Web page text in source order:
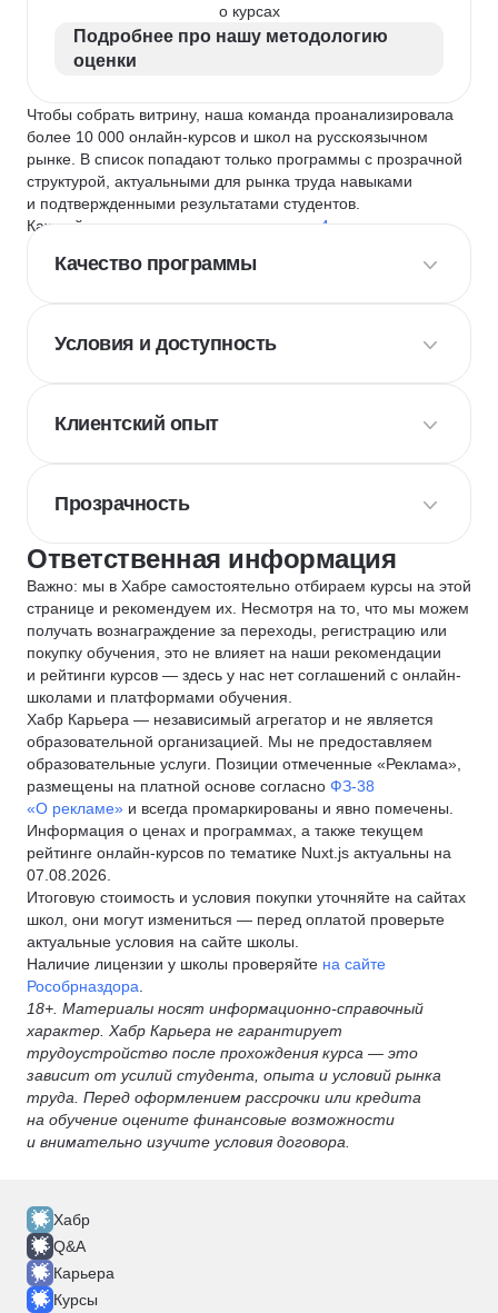
о курсах
Подробнее про нашу методологию
оценки
Чтобы собрать витрину, наша команда проанализировала
более 10 000 онлайн-курсов и школ на русскоязычном
рынке. В список попадают только программы с прозрачной
структурой, актуальными для рынка труда навыками
и подтвержденными результатами студентов.
Каждый курс и школу мы оцениваем по
4 критериям
Качество программы
Условия и доступность
Клиентский опыт
Прозрачность
Ответственная информация
Важно: мы в Хабре самостоятельно отбираем курсы на этой
странице и рекомендуем их. Несмотря на то, что мы можем
получать вознаграждение за переходы, регистрацию или
покупку обучения, это не влияет на наши рекомендации
и рейтинги курсов — здесь у нас нет соглашений с онлайн-
школами и платформами обучения.
Хабр Карьера — независимый агрегатор и не является
образовательной организацией. Мы не предоставляем
образовательные услуги. Позиции отмеченные «Реклама»,
размещены на платной основе согласно ФЗ-38
«О рекламе» и всегда промаркированы и явно помечены.
Информация о ценах и программах, а также текущем
рейтинге онлайн-курсов по тематике Nuxt.js актуальны на
07.08.2026.
Итоговую стоимость и условия покупки уточняйте на сайтах
школ, они могут измениться — перед оплатой проверьте
актуальные условия на сайте школы.
Наличие лицензии у школы проверяйте на сайте
Рособрназдора
18+. Материалы носят информационно-справочный
характер. Хабр Карьера не гарантирует
трудоустройство после прохождения курса — это
зависит от усилий студента, опыта и условий рынка
труда. Перед оформлением рассрочки или кредита
на обучение оцените финансовые возможности
и внимательно изучите условия договора.
Хабр
Q&A
Карьера
Курсы